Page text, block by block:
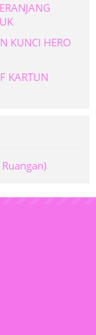
KUNCI HERO
KARTUN